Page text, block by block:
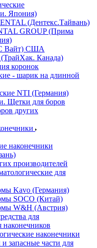
Япония)
(Дентекс.Тайвань)
GROUP (Прима
Вайт) США
Канада)
коронок
- шарик на длинной
NTI (Германия)
Щетки для боров
других
наконечники
производителей
для
Kavo (Германия)
SOCO (Китай)
W&H (Австрия)
для
наконечников
наконечники
запасные части для